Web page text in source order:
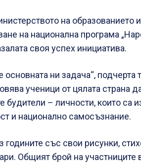
на образованието
на национална програма
своя успех инициатива.
ни задача“, подчерта
ученици от цялата страна
будители – личности, които са
и национално самосъзнание.
със свои рисунки,
Общият брой на участниците